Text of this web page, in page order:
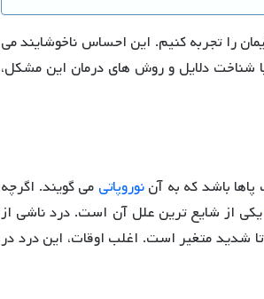
را تجربه کنیم. این احساس ناخوشایند می
شناخت دلایل و روش های درمان این مشکل،
باشد که به آننوروپاتی می گویند. اگرچه
یکی از شایع ترین علل آن است. درد ناشی از
شدید متغیر است. اغلب اوقات، این درد در